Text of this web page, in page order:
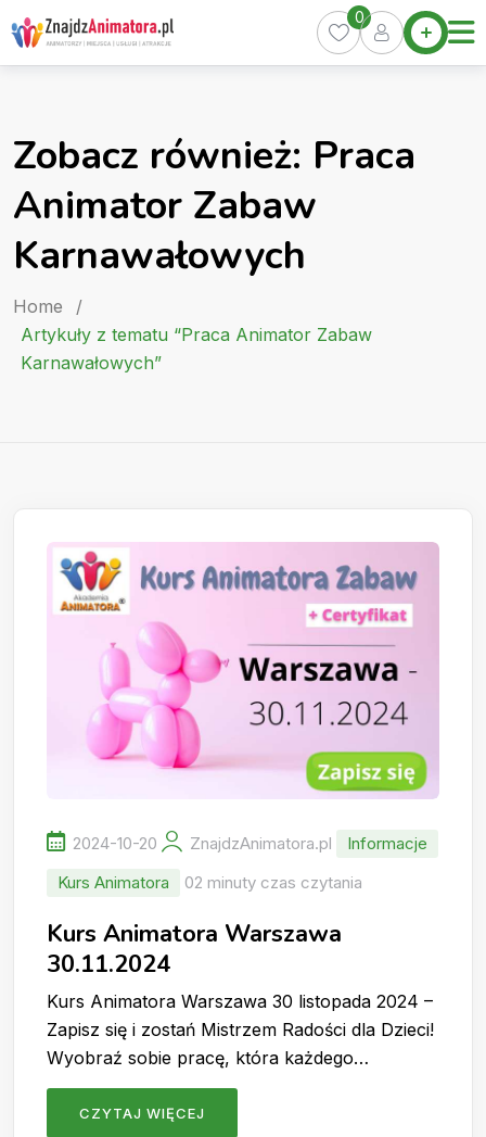
Skip
to
content
Home
Oferty
Pakiety
Kurs
Artykuły
0
Zobacz również: Praca
Animator Zabaw
Karnawałowych
Home
/
Artykuły z tematu “Praca Animator Zabaw
Karnawałowych”
2024-10-20 ZnajdzAnimatora.pl
Informacje
Kurs Animatora
02 minuty czas czytania
Kurs Animatora Warszawa
30.11.2024
Kurs Animatora Warszawa 30 listopada 2024 –
Zapisz się i zostań Mistrzem Radości dla Dzieci!
Wyobraź sobie pracę, która każdego…
CZYTAJ WIĘCEJ